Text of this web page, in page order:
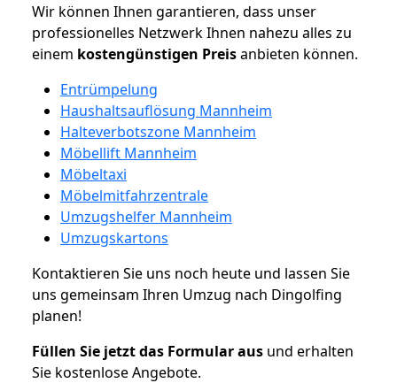
Wir können Ihnen garantieren, dass unser
professionelles Netzwerk Ihnen nahezu alles zu
einem kostengünstigen Preisanbieten können.
Entrümpelung
Haushaltsauflösung Mannheim
Halteverbotszone Mannheim
Möbellift Mannheim
Möbeltaxi
Möbelmitfahrzentrale
Umzugshelfer Mannheim
Umzugskartons
Kontaktieren Sie uns noch heute und lassen Sie
uns gemeinsam Ihren Umzug nach Dingolfing
planen!
Füllen Sie jetzt das Formular aus und erhalten
Sie kostenlose Angebote.